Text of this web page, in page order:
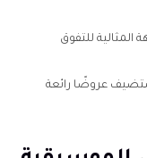
المثالية للتفوق
عروضًا رائعة